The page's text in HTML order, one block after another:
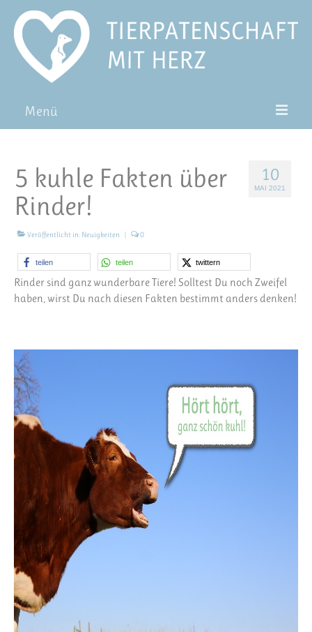
Menü
Pat*in werden
Patenschaft verschenken
Blog
FAQ
10
MAI 2021
5 kuhle Fakten über
Rinder!
Veröffentlicht in: Neuigkeiten | 0
teilen teilen twittern
Rinder sind ganz wunderbare Tiere! Solltest Du noch Zweifel
haben, wirst Du nach diesen Fakten bestimmt anders denken!